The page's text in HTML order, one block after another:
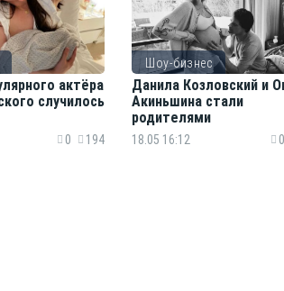
актёра
случилось
0 194
Шоу-бизнес
Данила Козловский и
Акиньшина стали
родителями
18.05 16:12 0